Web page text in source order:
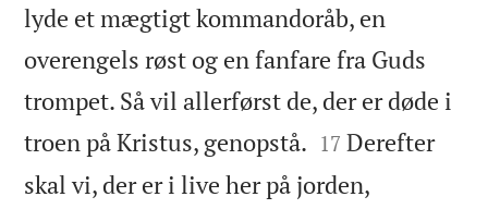
lyde et mægtigt kommandoråb, en
overengels røst og en fanfare fra Guds
trompet. Så vil allerførst de, der er døde i
troen på Kristus, genopstå. 

17 Derefter
skal vi, der er i live her på jorden,